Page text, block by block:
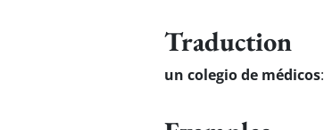
Traduction
un colegio de médicos: